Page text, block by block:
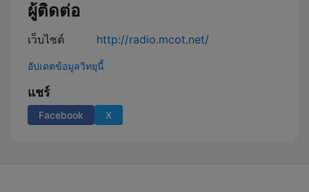
ผู้ติดต่อ
เว็บไซต์ http://radio.mcot.net/
อัปเดตข้อมูลวิทยุนี้
แชร์
Facebook X